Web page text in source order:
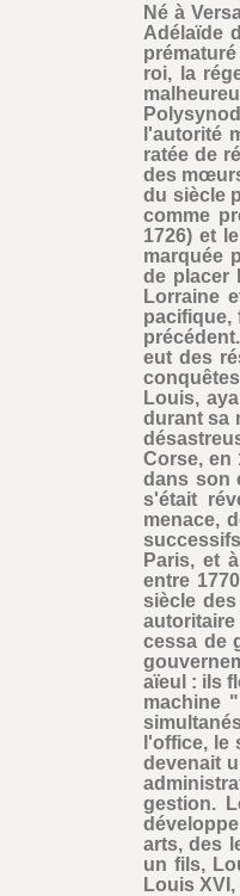
Né à
Adélaïde
roi, la
l'autorité
ratée de
des
du siècle
comme
1726) et
marquée
de placer
Lorraine
pacifique,
eut des
Louis,
durant sa
Corse, en
dans son
s'était
menace,
Paris, et
entre
siècle
cessa de
aïeul : ils
machine
l'office,
devenait
gestion.
arts, des
un fils,
Louis